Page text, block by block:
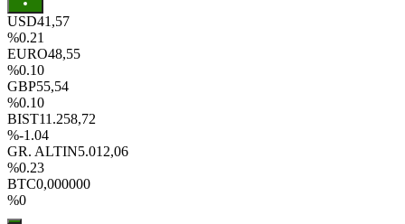
USD41,57
%0.21
EURO48,55
%0.10
GBP55,54
%0.10
BIST11.258,72
%-1.04
GR. ALTIN5.012,06
%0.23
BTC0,000000
%0